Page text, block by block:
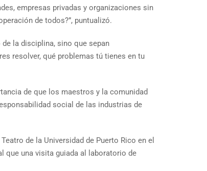
empresas privadas y organizaciones sin
de todos?”, puntualizó.
la disciplina, sino que sepan
resolver, qué problemas tú tienes en tu
de que los maestros y la comunidad
social de las industrias de
de la Universidad de Puerto Rico en el
que una visita guiada al laboratorio de